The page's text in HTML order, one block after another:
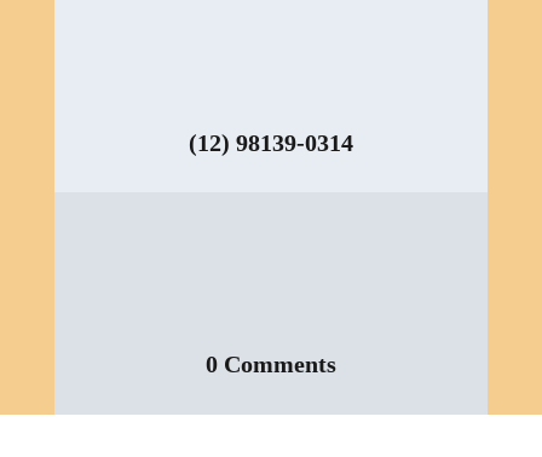
(12) 98139-0314
0 Comments